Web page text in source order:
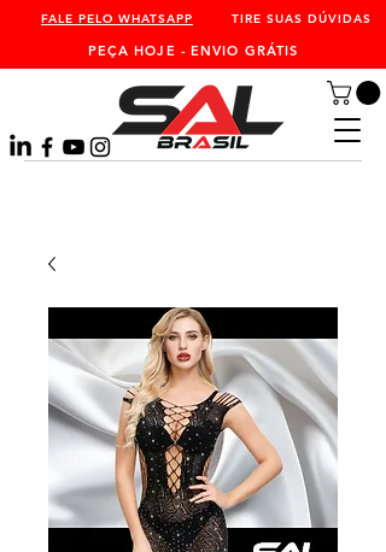
FALE PELO WHATSAPP TIRE SUAS DÚVIDAS
PEÇA HOJE - ENVIO GRÁTIS